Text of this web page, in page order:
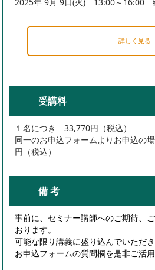
詳しく見る
受講料
１名につき 33,770円（税込）
同一のお申込フォームよりお申込の
円（税込）
備 考
事前に、セミナー講師へのご期待、
おります。
可能な限り講義に盛り込んでいただ
お申込フォームの質問欄を是非ご活用